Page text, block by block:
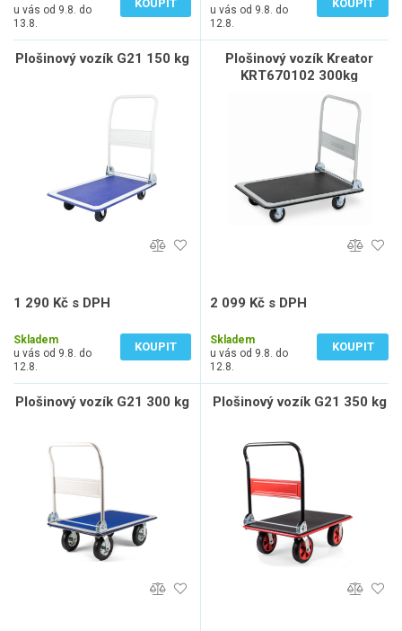
u vás od 9.8. do
13.8.
KOUPIT
u vás od 9.8. do
12.8.
KOUPIT
Plošinový vozík G21 150 kg
1 290 Kč s DPH
Skladem
u vás od 9.8. do
12.8.
KOUPIT
Plošinový vozík Kreator
KRT670102 300kg
2 099 Kč s DPH
Skladem
u vás od 9.8. do
12.8.
KOUPIT
Plošinový vozík G21 300 kg Plošinový vozík G21 350 kg